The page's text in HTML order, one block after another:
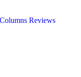
Columns Reviews